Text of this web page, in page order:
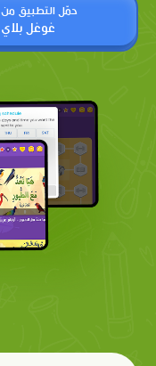
حمّل التطبيق من
غوغل بلاي